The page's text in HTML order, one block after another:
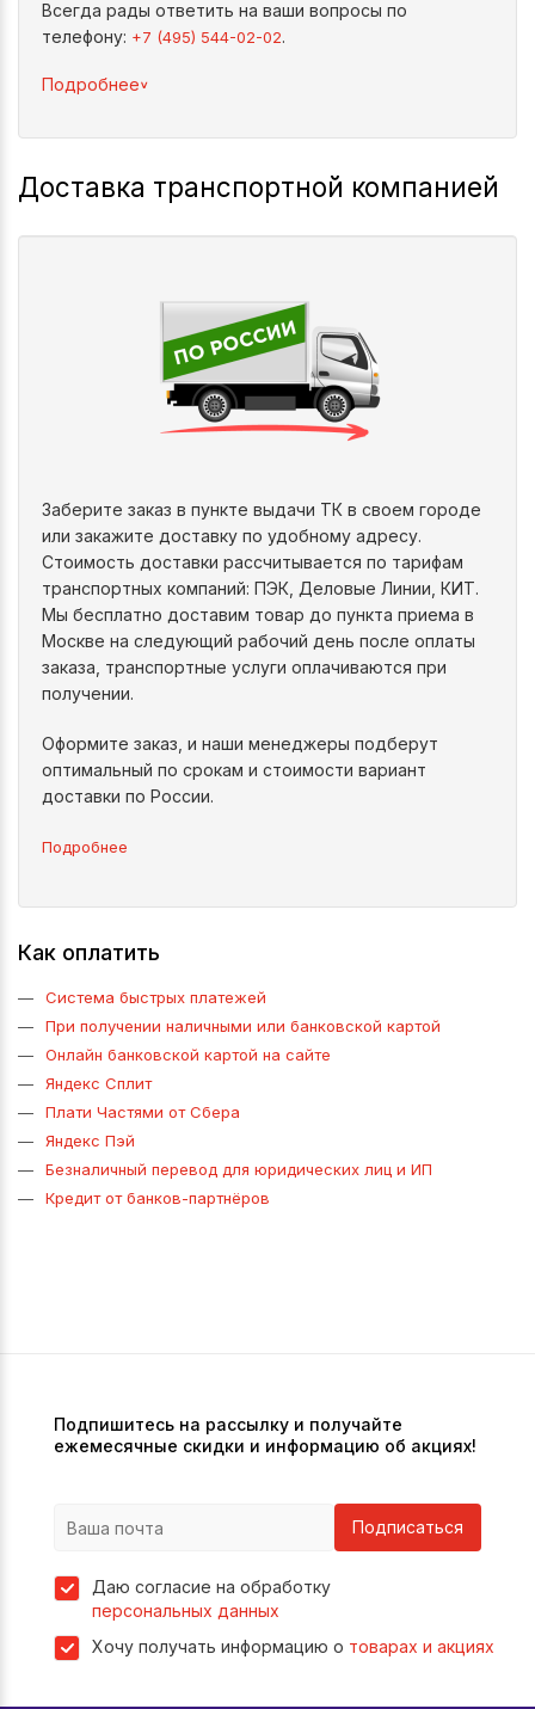
Всегда рады ответить на ваши вопросы по
телефону: +7 (495) 544-02-02.
Подробнее^
Доставка транспортной компанией
Заберите заказ в пункте выдачи ТК в своем городе
или закажите доставку по удобному адресу.
Стоимость доставки рассчитывается по тарифам
транспортных компаний: ПЭК, Деловые Линии, КИТ.
Мы бесплатно доставим товар до пункта приема в
Москве на следующий рабочий день после оплаты
заказа, транспортные услуги оплачиваются при
получении.
Оформите заказ, и наши менеджеры подберут
оптимальный по срокам и стоимости вариант
доставки по России.
Подробнее
Как оплатить
Система быстрых платежей
При получении наличными или банковской картой
Онлайн банковской картой на сайте
Яндекс Сплит
Плати Частями от Сбера
Яндекс Пэй
Безналичный перевод для юридических лиц и ИП
Кредит от банков-партнёров
Подпишитесь на рассылку и получайте
ежемесячные скидки и информацию об акциях!
Подписаться
Даю согласие на обработку
персональных данных
Хочу получать информацию о товарах и акциях